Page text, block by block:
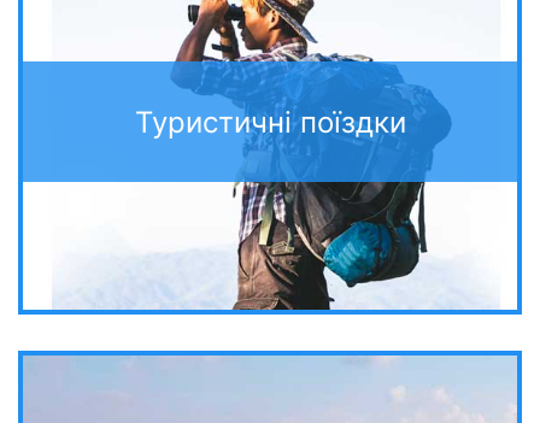
Туристичні поїздки